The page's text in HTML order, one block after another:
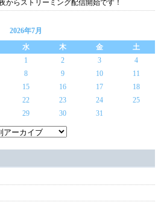
からストリーミング配信開始です！
2026年7月
水 木 金
土
1
2 3
4
8 9 10
11
15 16 17
18
22 23 24
25
29 30 31